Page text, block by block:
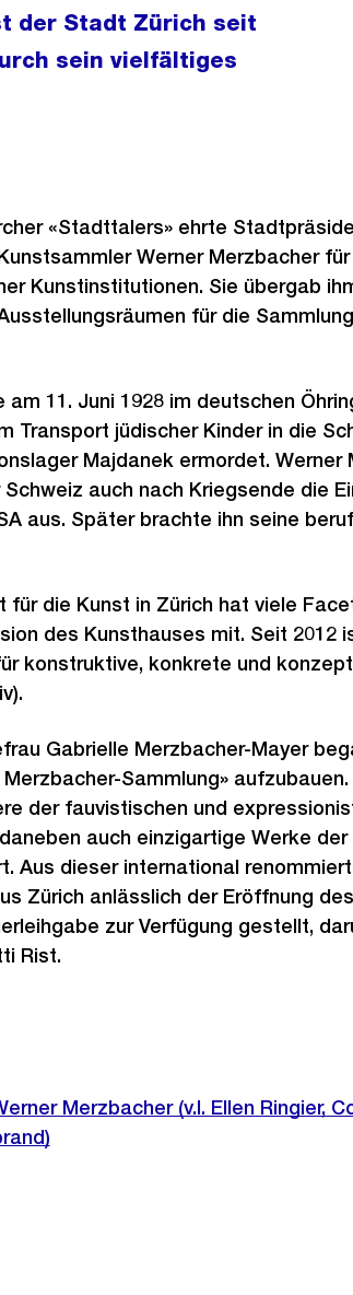
der Stadt Zürich seit
sein vielfältiges
«Stadttalers» ehrte
Werner Merzbacher
Kunstinstitutionen. Sie übergab
für die
11. Juni 1928 im deutschen
Transport jüdischer Kinder in die
Majdanek ermordet.
auch nach Kriegsende die
aus. Später brachte ihn seine
für die Kunst in Zürich hat viele
des Kunsthauses mit. Seit 2012
konstruktive, konkrete und
Gabrielle Merzbacher-Mayer
Sammlung»
der fauvistischen und
auch einzigartige Werke
Aus dieser international
Zürich anlässlich der Eröffnung
zur Verfügung gestellt,
Rist.
Merzbacher (v.l. Ellen Ringier,